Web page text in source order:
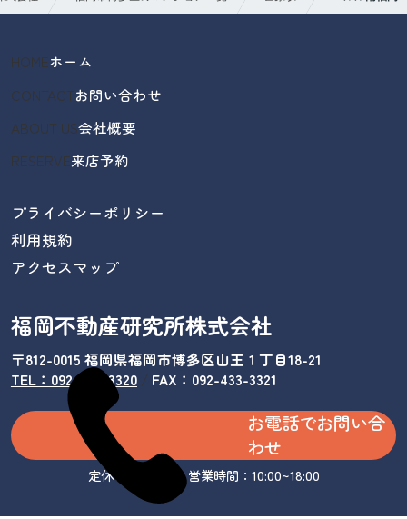
HOMEホーム
CONTACTお問い合わせ
ABOUT US会社概要
RESERVE来店予約
プライバシーポリシー
利用規約
アクセスマップ
福岡不動産研究所株式会社
〒812-0015 福岡県福岡市博多区山王１丁目18-21
TEL：092-433-3320/ FAX：092-433-3321
お電話でお問い合
わせ
定休日：水曜日 営業時間：10:00~18:00